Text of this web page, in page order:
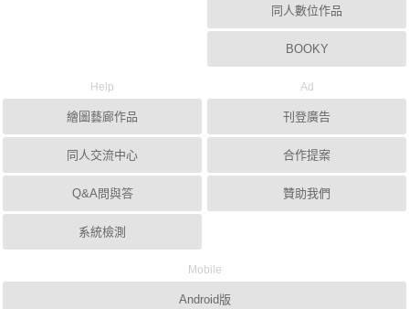
同人數位作品
BOOKY
Help
繪圖藝廊作品
同人交流中心
Q&A問與答
系統檢測
Ad
刊登廣告
合作提案
贊助我們
Mobile
Android版